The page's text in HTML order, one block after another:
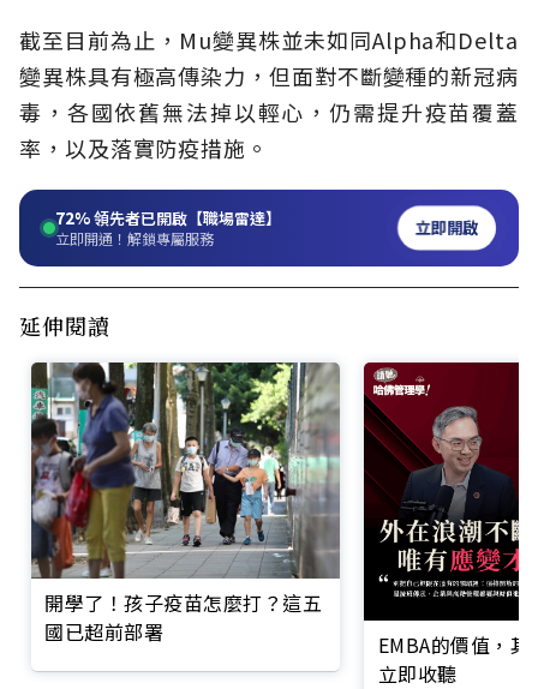
截至目前為止，Mu變異株並未如同Alpha和Delta
變異株具有極高傳染力，但面對不斷變種的新冠病
毒，各國依舊無法掉以輕心，仍需提升疫苗覆蓋
率，以及落實防疫措施。
72%領先者已開啟【職場雷達】
立即開通！解鎖專屬服務 立即開啟
延伸閱讀
開學了！孩子疫苗怎麼打？這五
國已超前部署
EMBA的價值，
立即收聽